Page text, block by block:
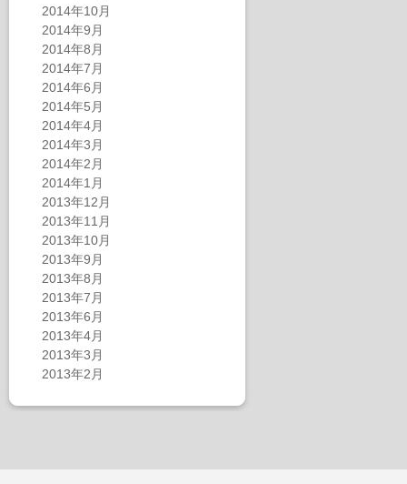
2014年10月
2014年9月
2014年8月
2014年7月
2014年6月
2014年5月
2014年4月
2014年3月
2014年2月
2014年1月
2013年12月
2013年11月
2013年10月
2013年9月
2013年8月
2013年7月
2013年6月
2013年4月
2013年3月
2013年2月